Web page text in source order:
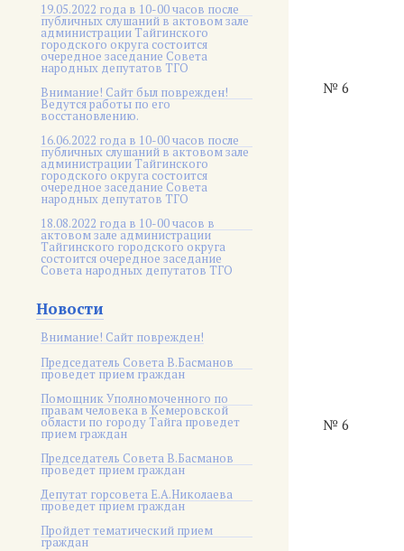
19.05.2022 года в 10-00 часов после
публичных слушаний в актовом зале
администрации Тайгинского
городского округа состоится
очередное заседание Совета
народных депутатов ТГО
Внимание! Сайт был поврежден!
Ведутся работы по его
восстановлению.
16.06.2022 года в 10-00 часов после
публичных слушаний в актовом зале
администрации Тайгинского
городского округа состоится
очередное заседание Совета
народных депутатов ТГО
18.08.2022 года в 10-00 часов в
актовом зале администрации
Тайгинского городского округа
состоится очередное заседание
Совета народных депутатов ТГО
Новости
Внимание! Сайт поврежден!
Председатель Совета В.Басманов
проведет прием граждан
Помощник Уполномоченного по
правам человека в Кемеровской
области по городу Тайга проведет
прием граждан
Председатель Совета В.Басманов
проведет прием граждан
Депутат горсовета Е.А.Николаева
проведет прием граждан
Пройдет тематический прием
граждан
№ 6
№ 6